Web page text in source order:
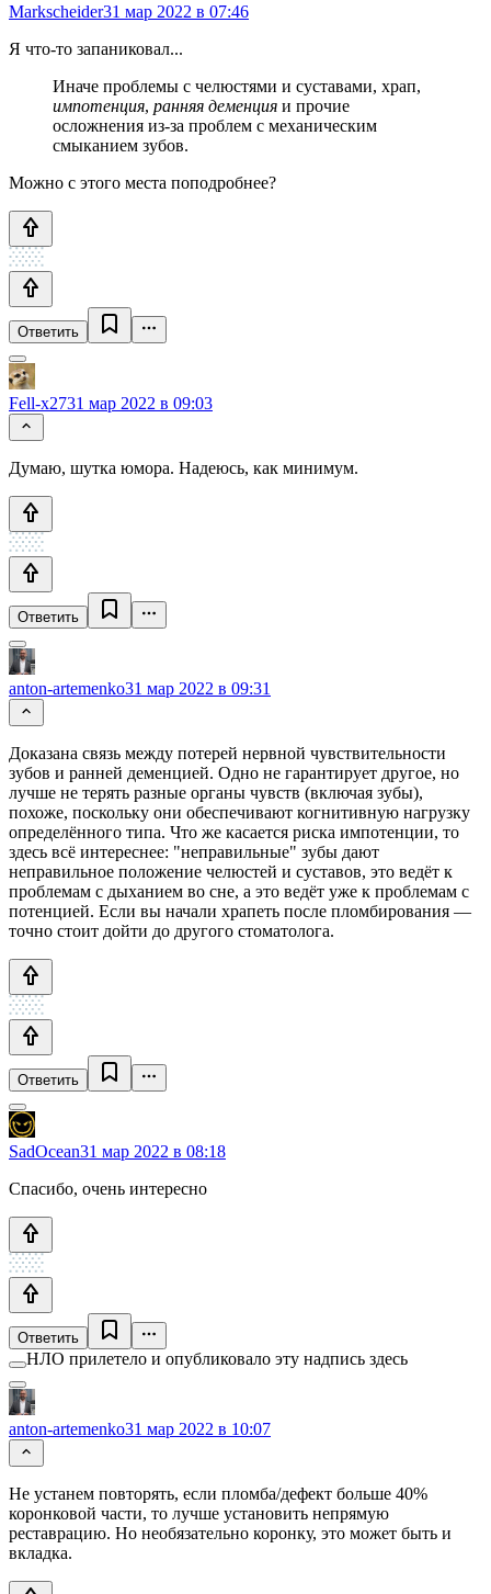
Markscheider31 мар 2022 в 07:46
Я что-то запаниковал...
Иначе проблемы с челюстями и суставами, храп,
импотенция, ранняя деменция и прочие
осложнения из-за проблем с механическим
смыканием зубов.
Можно с этого места поподробнее?
Ответить
Fell-x2731 мар 2022 в 09:03
Думаю, шутка юмора. Надеюсь, как минимум.
Ответить
anton-artemenko31 мар 2022 в 09:31
Доказана связь между потерей нервной чувствительности
зубов и ранней деменцией. Одно не гарантирует другое, но
лучше не терять разные органы чувств (включая зубы),
похоже, поскольку они обеспечивают когнитивную нагрузку
определённого типа. Что же касается риска импотенции, то
здесь всё интереснее: "неправильные" зубы дают
неправильное положение челюстей и суставов, это ведёт к
проблемам с дыханием во сне, а это ведёт уже к проблемам с
потенцией. Если вы начали храпеть после пломбирования —
точно стоит дойти до другого стоматолога.
Ответить
SadOcean31 мар 2022 в 08:18
Спасибо, очень интересно
Ответить
НЛО прилетело и опубликовало эту надпись здесь
anton-artemenko31 мар 2022 в 10:07
Не устанем повторять, если пломба/дефект больше 40%
коронковой части, то лучше установить непрямую
реставрацию. Но необязательно коронку, это может быть и
вкладка.